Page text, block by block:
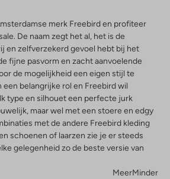
merk Freebird en profiteer
De naam zegt het al, het is de
en zelfverzekerd gevoel hebt bij het
fijne pasvorm en zacht aanvoelende
de mogelijkheid een eigen stijl te
belangrijke rol en Freebird wil
type en silhouet een perfecte jurk
maar wel met een stoere en edgy
met de andere Freebird kleding
schoenen of laarzen zie je er steeds
gelegenheid zo de beste versie van
MeerMinder